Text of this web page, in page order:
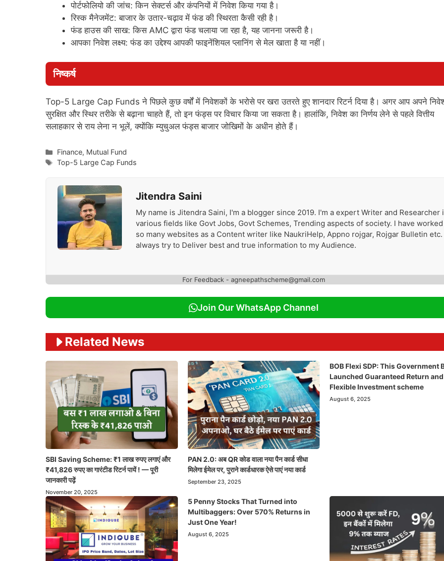
पोर्टफोलियो की जांच: किन सेक्टर्स और कंपनियों में निवेश किया गया है।
रिस्क मैनेजमेंट: बाजार के उतार-चढ़ाव में फंड की स्थिरता कैसी रही है।
फंड हाउस की साख: किस AMC द्वारा फंड चलाया जा रहा है, यह जानना जरूरी है।
आपका निवेश लक्ष्य: फंड का उद्देश्य आपकी फाइनेंशियल प्लानिंग से मेल खाता है या नहीं।
निष्कर्ष
Top-5 Large Cap Funds ने पिछले कुछ वर्षों में निवेशकों के भरोसे पर खरा उतरते हुए शानदार रिटर्न दिया है। अगर आप अपने
सुरक्षित और स्थिर तरीके से बढ़ाना चाहते हैं, तो इन फंड्स पर विचार किया जा सकता है। हालांकि, निवेश का निर्णय लेने से पहले वित्तीय
सलाहकार से राय लेना न भूलें, क्योंकि म्युचुअल फंड्स बाजार जोखिमों के अधीन होते हैं।
Categories
Finance, Mutual Fund
Tags
Top-5 Large Cap Funds
Jitendra Saini
My name is Jitendra Saini, I'm a blogger since 2019. I'm a expert Writer and Researcher
various fields like Govt Jobs, Govt Schemes, Trending aspects of society. I have
so many websites as a Content writer like NaukriHelp, Appno rojgar, Rojgar Bulletin etc.
always try to Deliver best and true information to my Audience.
For Feedback - agneepathscheme@gmail.com
Join Our WhatsApp Channel
Related News
SBI Saving Scheme: ₹1 लाख रुपए लगाएं और
₹41,826 रुपए का गारंटीड रिटर्न पायें ! — पूरी
जानकारी पढ़ें
November 20, 2025
PAN 2.0: अब QR कोड वाला नया पैन कार्ड सीधा
मिलेगा ईमेल पर, पुराने कार्डधारक ऐसे पाएं नया कार्ड
September 23, 2025
BOB Flexi SDP: This Government
Launched Guaranteed Return and
Flexible Investment scheme
August 6, 2025
5 Penny Stocks That Turned into
Multibaggers: Over 570% Returns in
Just One Year!
August 6, 2025